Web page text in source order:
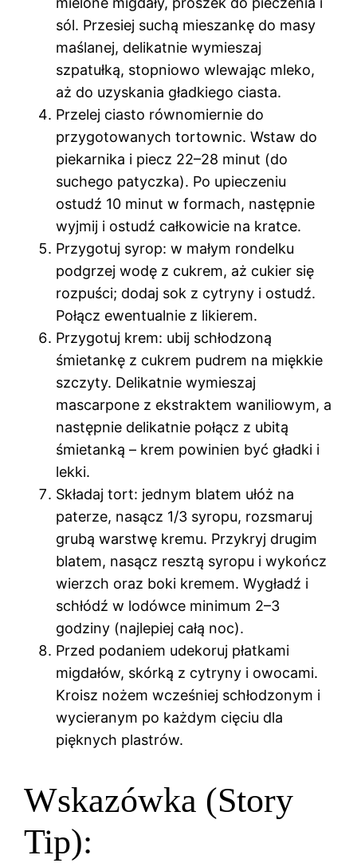
sól. Przesiej suchą mieszankę do masy
maślanej, delikatnie wymieszaj
szpatułką, stopniowo wlewając mleko,
aż do uzyskania gładkiego ciasta.
Przelej ciasto równomiernie do
przygotowanych tortownic. Wstaw do
piekarnika i piecz 22–28 minut (do
suchego patyczka). Po upieczeniu
ostudź 10 minut w formach, następnie
wyjmij i ostudź całkowicie na kratce.
Przygotuj syrop: w małym rondelku
podgrzej wodę z cukrem, aż cukier się
rozpuści; dodaj sok z cytryny i ostudź.
Połącz ewentualnie z likierem.
Przygotuj krem: ubij schłodzoną
śmietankę z cukrem pudrem na miękkie
szczyty. Delikatnie wymieszaj
mascarpone z ekstraktem waniliowym, a
następnie delikatnie połącz z ubitą
śmietanką – krem powinien być gładki i
lekki.
Składaj tort: jednym blatem ułóż na
paterze, nasącz 1/3 syropu, rozsmaruj
grubą warstwę kremu. Przykryj drugim
blatem, nasącz resztą syropu i wykończ
wierzch oraz boki kremem. Wygładź i
schłódź w lodówce minimum 2–3
godziny (najlepiej całą noc).
Przed podaniem udekoruj płatkami
migdałów, skórką z cytryny i owocami.
Kroisz nożem wcześniej schłodzonym i
wycieranym po każdym cięciu dla
pięknych plastrów.
Wskazówka (Story
Tip):